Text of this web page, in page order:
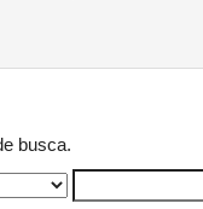
busca.